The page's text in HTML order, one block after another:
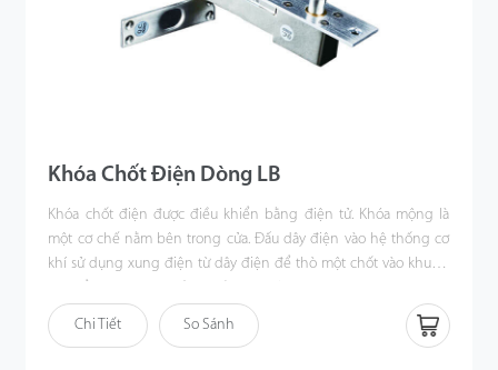
Khóa Chốt Điện Dòng LB
Khóa chốt điện được điều khiển bằng điện tử. Khóa mộng là
một cơ chế nằm bên trong cửa. Đấu dây điện vào hệ thống cơ
khí sử dụng xung điện từ dây điện để thò một chốt vào khung
1, LBB-2, UBB-1 là phụ kiện giúp lắp khóa cửa điện cụ thể là LB12,
LB22, LB35 trên cửa kính.
Chi Tiết So Sánh